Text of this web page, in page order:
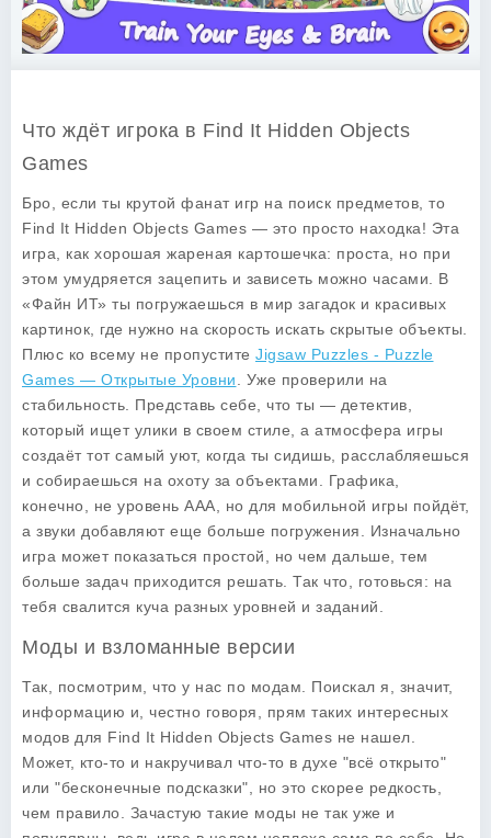
Что ждёт игрока в Find It Hidden Objects
Games
Бро, если ты крутой фанат игр на поиск предметов, то
Find It Hidden Objects Games — это просто находка! Эта
игра, как хорошая жареная картошечка: проста, но при
этом умудряется зацепить и зависеть можно часами. В
«Файн ИТ» ты погружаешься в мир загадок и красивых
картинок, где нужно на скорость искать скрытые объекты.
Плюс ко всему не пропустите Jigsaw Puzzles - Puzzle
Games — Открытые Уровни . Уже проверили на
стабильность. Представь себе, что ты — детектив,
который ищет улики в своем стиле, а атмосфера игры
создаёт тот самый уют, когда ты сидишь, расслабляешься
и собираешься на охоту за объектами. Графика,
конечно, не уровень AAA, но для мобильной игры пойдёт,
а звуки добавляют еще больше погружения. Изначально
игра может показаться простой, но чем дальше, тем
больше задач приходится решать. Так что, готовься: на
тебя свалится куча разных уровней и заданий.
Моды и взломанные версии
Так, посмотрим, что у нас по модам. Поискал я, значит,
информацию и, честно говоря, прям таких интересных
модов для Find It Hidden Objects Games не нашел.
Может, кто-то и накручивал что-то в духе "всё открыто"
или "бесконечные подсказки", но это скорее редкость,
чем правило. Зачастую такие моды не так уже и